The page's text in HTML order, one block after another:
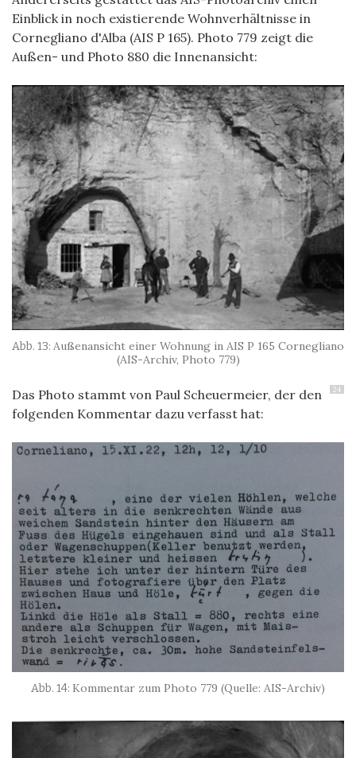
Einblick in noch existierende Wohnverhältnisse in
Cornegliano d'Alba (AIS P 165). Photo 779 zeigt die
Außen- und Photo 880 die Innenansicht:
Außenansicht einer Wohnung in AIS P 165 Cornegliano
(AIS-Archiv, Photo 779)
24
Das Photo stammt von Paul Scheuermeier, der den
folgenden Kommentar dazu verfasst hat:
Kommentar zum Photo 779 (Quelle: AIS-Archiv)